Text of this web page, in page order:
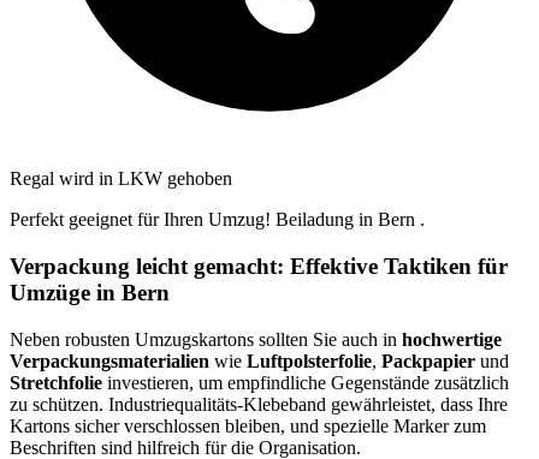
Regal wird in LKW gehoben
Perfekt geeignet für Ihren Umzug! Beiladung in Bern ⁠.
Verpackung leicht gemacht: Effektive Taktiken für
Umzüge in Bern ⁠
Neben robusten Umzugskartons sollten Sie auch in hochwertige
Verpackungsmaterialien wie Luftpolsterfolie, Packpapier und
Stretchfolie investieren, um empfindliche Gegenstände zusätzlich
zu schützen. Industriequalitäts-Klebeband gewährleistet, dass Ihre
Kartons sicher verschlossen bleiben, und spezielle Marker zum
Beschriften sind hilfreich für die Organisation.